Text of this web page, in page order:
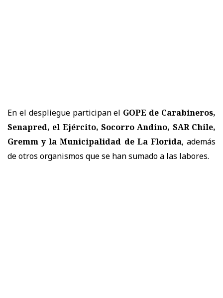
En el despliegue participan el GOPE de Carabineros,
Senapred, el Ejército, Socorro Andino, SAR Chile,
Gremm y la Municipalidad de La Florida, además
de otros organismos que se han sumado a las labores.